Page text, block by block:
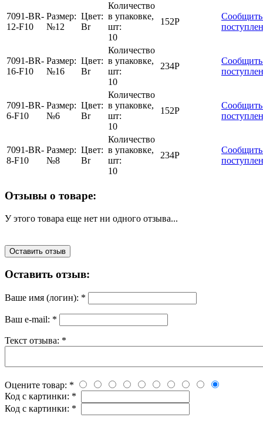
7091-BR-
12-F10
Размер:
№12
Цвет:
Br
Количество
в упаковке,
шт:
10
152Р
7091-BR-
16-F10
Размер:
№16
Цвет:
Br
Количество
в упаковке,
шт:
10
234Р
7091-BR-
6-F10
Размер:
№6
Цвет:
Br
Количество
в упаковке,
шт:
10
152Р
7091-BR-
8-F10
Размер:
№8
Цвет:
Br
Количество
в упаковке,
шт:
10
234Р
Отзывы о товаре:
У этого товара еще нет ни одного отзыва...
Оставить отзыв
Оставить отзыв:
Ваше имя (логин): *
Ваш e-mail: *
Текст отзыва: *
Оцените товар: *
Код с картинки: *
Код с картинки: *